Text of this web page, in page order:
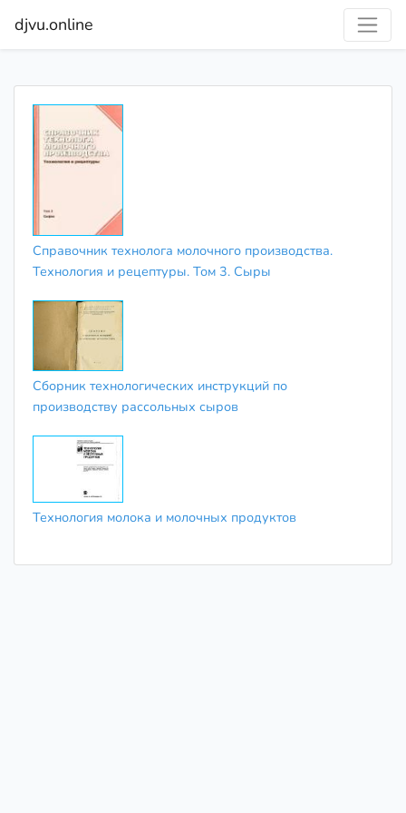
djvu.online
Справочник технолога молочного производства.
Технология и рецептуры. Том 3. Сыры
Сборник технологических инструкций по
производству рассольных сыров
Технология молока и молочных продуктов